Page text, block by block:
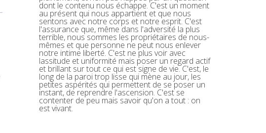
dont le contenu nous échappe. C'est un moment
au présent qui nous appartient et que nous
sentons avec notre corps et notre esprit. C'est
l'assurance que, même dans l'adversité la plus
terrible, nous sommes les propriétaires de nous-
mêmes et que personne ne peut nous enlever
notre intime liberté. C'est ne plus voir avec
lassitude et uniformité mais poser un regard actif
et brillant sur tout ce qui est signe de vie. C'est, le
long de la paroi trop lisse qui mène au jour, les
petites aspérités qui permettent de se poser un
instant, de reprendre l'ascension. C'est se
contenter de peu mais savoir qu'on a tout : on
est vivant.